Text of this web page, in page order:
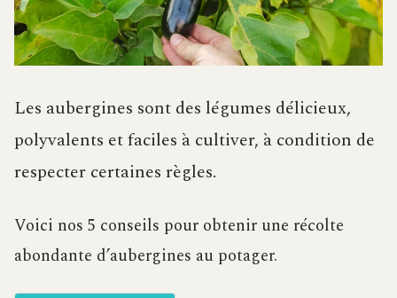
Les aubergines sont des légumes délicieux,
polyvalents et faciles à cultiver, à condition de
respecter certaines règles.
Voici nos 5 conseils pour obtenir une récolte
abondante d’aubergines au potager.